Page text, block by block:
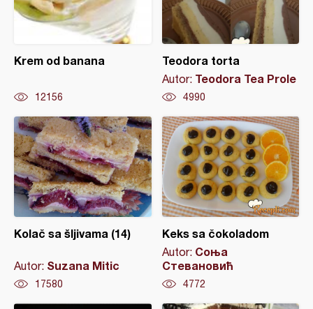
Krem od banana
12156
Teodora torta
Autor: Teodora Tea Prole
4990
Kolač sa šljivama (14)
Autor: Suzana Mitic
17580
Keks sa čokoladom
Autor: Соња
Стевановић
4772